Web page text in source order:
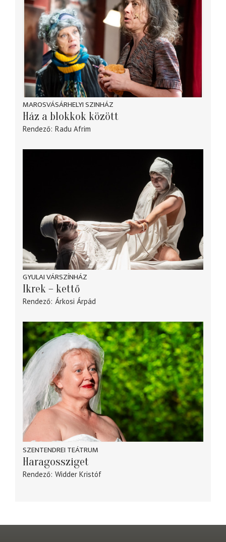
MAROSVÁSÁRHELYI SZINHÁZ
Ház a blokkok között
Rendező Radu Afrim
GYULAI VÁRSZÍNHÁZ
Ikrek – kettő
Rendező Árkosi Árpád
SZENTENDREI TEÁTRUM
Haragossziget
Rendező Widder Kristóf